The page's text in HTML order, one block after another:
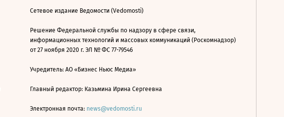
Сетевое издание Ведомости (Vedomosti)
Решение Федеральной службы по надзору в сфере связи,
информационных технологий и массовых коммуникаций (Роскомнадзор)
от 27 ноября 2020 г. ЭЛ № ФС 77-79546
Учредитель: АО «Бизнес Ньюс Медиа»
Главный редактор: Казьмина Ирина Сергеевна
Электронная почта: news@vedomosti.ru